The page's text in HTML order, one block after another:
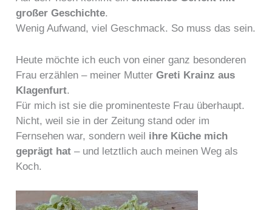
großer Geschichte.
Wenig Aufwand, viel Geschmack. So muss das sein.
Heute möchte ich euch von einer ganz besonderen
Frau erzählen – meiner MutterGreti Krainz aus
Klagenfurt.
Für mich ist sie die prominenteste Frau überhaupt.
Nicht, weil sie in der Zeitung stand oder im
Fernsehen war, sondern weil ihre Küche mich
geprägt hat – und letztlich auch meinen Weg als
Koch.